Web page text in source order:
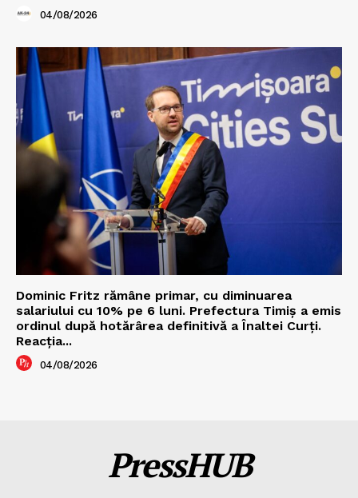
04/08/2026
Dominic Fritz rămâne primar, cu diminuarea
salariului cu 10% pe 6 luni. Prefectura Timiș a emis
ordinul după hotărârea definitivă a Înaltei Curți.
Reacția...
04/08/2026
PressHUB